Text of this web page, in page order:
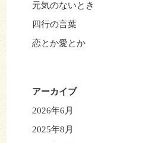
元気のないとき
四行の言葉
恋とか愛とか
アーカイブ
2026年6月
2025年8月